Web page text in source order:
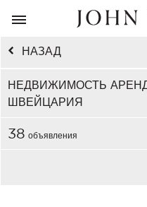
НАЗАД
НЕДВИЖИМОСТЬ
ШВЕЙЦАРИЯ
38 объявления